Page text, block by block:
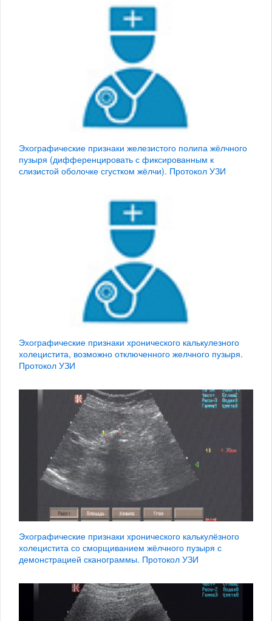
Эхографические признаки железистого полипа жёлчного
пузыря (дифференцировать с фиксированным к
слизистой оболочке сгустком жёлчи). Протокол УЗИ
Эхографические признаки хронического калькулезного
холецистита, возможно отключенного желчного пузыря.
Протокол УЗИ
Эхографические признаки хронического калькулёзного
холецистита со сморщиванием жёлчного пузыря с
демонстрацией сканограммы. Протокол УЗИ